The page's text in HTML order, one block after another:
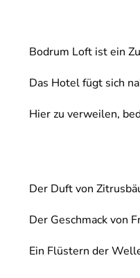
Bodrum Loft ist ein
Das Hotel fügt sich
Hier zu verweilen,
Der Duft von
Der Geschmack von
Ein Flüstern der